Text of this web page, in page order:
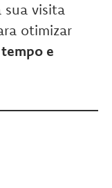
sua visita
otimizar
e